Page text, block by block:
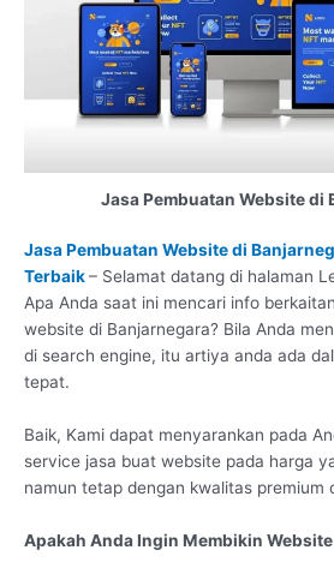
Jasa Pembuatan Website di
Jasa Pembuatan Website di
Terbaik– Selamat datang di halaman
Apa Anda saat ini mencari info
website di Banjarnegara? Bila Anda
di search engine, itu artiya anda ada
tepat.
Baik, Kami dapat menyarankan pada
service jasa buat website pada harga
namun tetap dengan kwalitas premium
Apakah Anda Ingin Membikin